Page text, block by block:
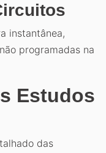
instantânea,
programadas na
Estudos
das